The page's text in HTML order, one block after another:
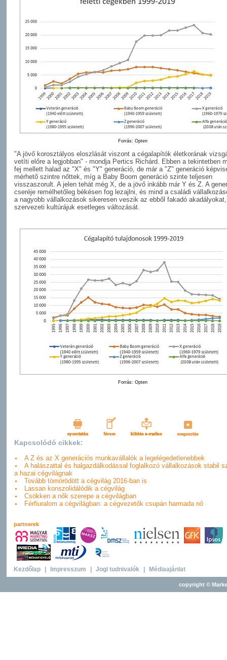
Forrás: Opten
"A jövő korosztályos eloszlását viszont a cégalapítók életkorának
vetíti előre a legjobban" - mondja Pertics Richárd. Ebben a tekintetben
fej mellett halad az "X" és "Y" generáció, de már a "Z" generáció
mérhető szintre nőttek, míg a Baby Boom generáció szinte teljesen
visszaszorult. A jelen tehát még X, de a jövő inkább már Y és Z. A
cseréje remélhetőleg békésen fog lezajlni, és mind a családi
a nagyobb vállalkozások sikeresen veszik az ebből fakadó
szervezeti kultúrájuk esetleges változását.
Forrás: Opten
Kapcsolódó cikkek:
A Z és az X generációs munkavállalók a legelégedetlenebbek
A halászattal és halgazdálkodással foglalkozó vállalkozások stabil
a hazai cégvilágnak
Tovább tömörödött a cégvilág 2016-ban is
Lassan konszolidálódik a cégvilág
Csökken a nők szerepe a cégvilágban
Férfiuralom a cégvilágban: a cégvezetők csupán harmada nő
partnerek
Kezdőlap Impresszum Jogi tudnivalók Médiaajánlat
copyright ©